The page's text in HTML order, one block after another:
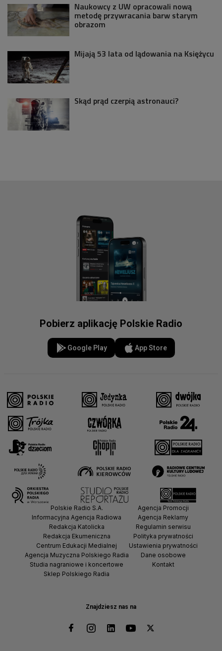
Naukowcy z UW opracowali nową
metodę przywracania barw starym
obrazom
Mijają 53 lata od lądowania na Księżycu
Skąd prąd czerpią astronauci?
Pobierz aplikację Polskie Radio
Google Play App Store
Znajdziesz nas na
Polskie Radio S.A.
Informacyjna Agencja Radiowa
Redakcja Katolicka
Redakcja Ekumeniczna
Centrum Edukacji Medialnej
Agencja Muzyczna Polskiego Radia
Studia nagraniowe i koncertowe
Sklep Polskiego Radia
Agencja Promocji
Agencja Reklamy
Regulamin serwisu
Polityka prywatności
Ustawienia prywatności
Dane osobowe
Kontakt